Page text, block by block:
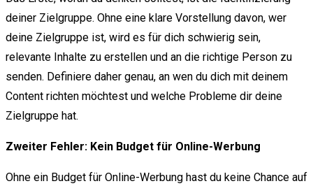
deiner Zielgruppe. Ohne eine klare Vorstellung davon, wer
deine Zielgruppe ist, wird es für dich schwierig sein,
relevante Inhalte zu erstellen und an die richtige Person zu
senden. Definiere daher genau, an wen du dich mit deinem
Content richten möchtest und welche Probleme dir deine
Zielgruppe hat.
Zweiter Fehler: Kein Budget für Online-Werbung
Ohne ein Budget für Online-Werbung hast du keine Chance auf